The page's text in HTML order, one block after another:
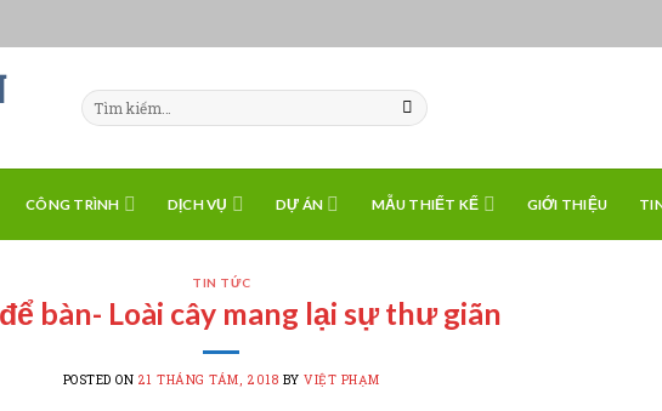
CÔNG TRÌNH DỊCH VỤ DỰ ÁN MẪU THIẾT KẾ GIỚI THIỆU
TIN TỨC
bàn- Loài cây mang lại sự thư giãn
POSTED ON 21 THÁNG TÁM, 2018 BYVIỆT PHẠM